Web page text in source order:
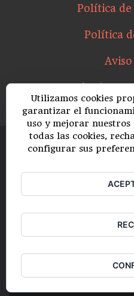
Política de
Política
Términos y
📞​
Maestro
Utilizamos cookies
garantizar el
uso y mejorar nuestros
todas las cookies,
configurar sus